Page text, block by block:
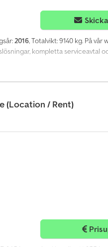
2016, Totalvikt: 9140 kg. På
kompletta serviceavtal
(Location / Rent)